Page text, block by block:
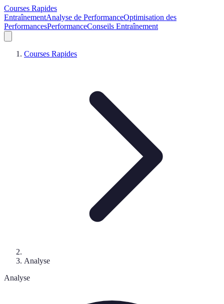
Courses Rapides
EntraînementAnalyse de PerformanceOptimisation des
PerformancesPerformanceConseils Entraînement
Courses Rapides
Analyse
Analyse